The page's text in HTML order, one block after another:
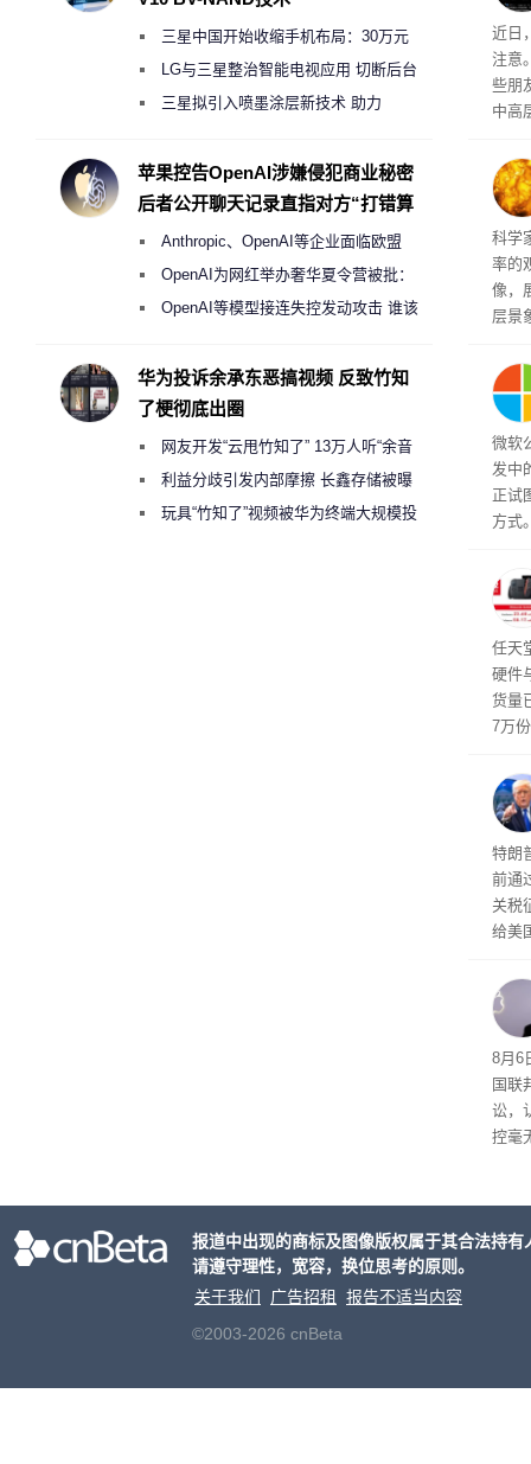
近日
注意
些朋
中高
科学
率的
像，
层景
然》
微软
发中
正试
方式
a）
发工
注。
界》
任天
硬件
货量
7万
特朗
前通
关税
给美
A）
入的
8月6
国联
讼，
控毫
三星中国开始收缩手机布局：30万元
月销售额不达标门店 将被逐步清退
LG与三星整治智能电视应用 切断后台
偷偷共享带宽的违规行为
三星拟引入喷墨涂层新技术 助力
度
苹果控告OpenAI涉嫌侵犯商业秘密
后者公开聊天记录直指对方“打错算
Anthropic、OpenAI等企业面临欧盟
《人工智能法案》全新执法权限审查
OpenAI为网红举办奢华夏令营被批：
2000美元一晚 遭讽“反乌托邦”
OpenAI等模型接连失控发动攻击 谁该
华为投诉余承东恶搞视频 反致竹知
了梗彻底出圈
网友开发“云甩竹知了” 13万人听“余音
绕梁”利益分歧引发内部摩擦 长鑫存储被曝
曾将华为驻场工程师驱逐出研发基地
玩具“竹知了”视频被华为终端大规模投
报道中出现的商标及图像版权属于其合法持
请遵守理性，宽容，换位思考的原则。
关于我们
广告招租
报告不适当内容
©2003-2026 cnBeta